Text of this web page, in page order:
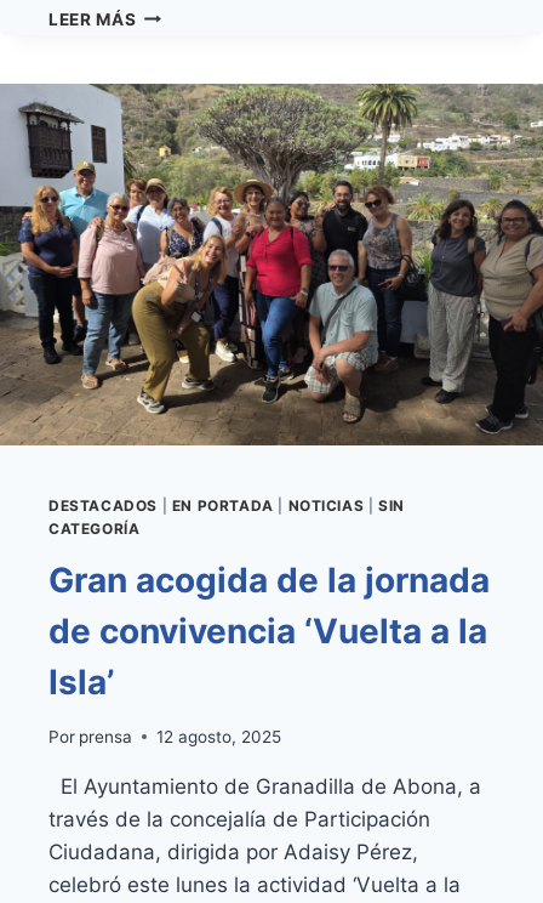
LEER MÁS GRANADILLA
PREPARA
SU
GRAN
CABALGATA
PARA
RECIBIR
A
LOS
REYES
MAGOS
DE
ORIENTE
DESTACADOS EN PORTADA NOTICIAS |SIN
CATEGORÍA
Gran acogida de la jornada
de convivencia ‘Vuelta a la
Isla’
Por prensa 12 agosto, 2025
El Ayuntamiento de Granadilla de Abona, a
través de la concejalía de Participación
Ciudadana, dirigida por Adaisy Pérez,
celebró este lunes la actividad ‘Vuelta a la